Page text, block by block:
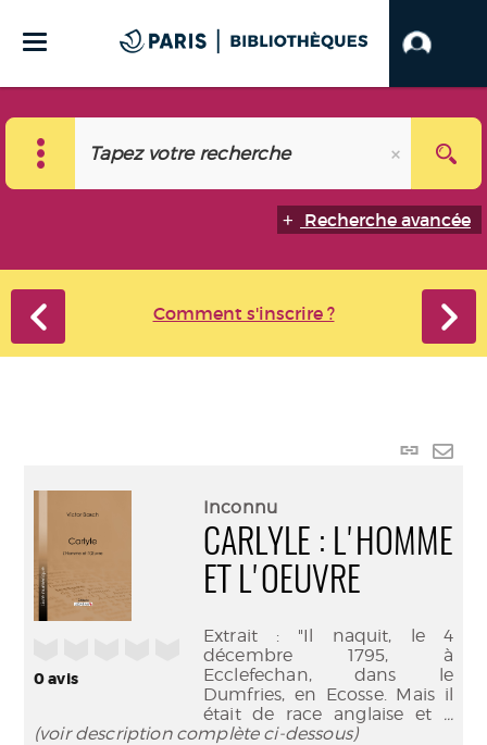
Recherche avancée
Comment s'inscrire ?
Lien
mail
0avis
Inconnu
CARLYLE : L'HOMME
ET L'OEUVRE
Extrait : "Il naquit, le 4
décembre 1795, à
Ecclefechan, dans le
Dumfries, en Ecosse. Mais il
était de race anglaise et ...
(voir description complète ci-dessous)